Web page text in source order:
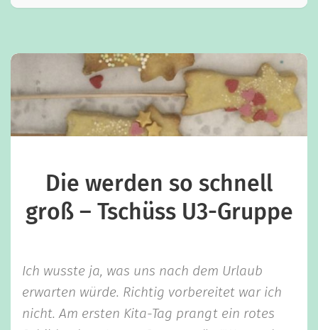
Die werden so schnell
groß – Tschüss U3-Gruppe
Ich wusste ja, was uns nach dem Urlaub
erwarten würde. Richtig vorbereitet war ich
nicht. Am ersten Kita-Tag prangt ein rotes